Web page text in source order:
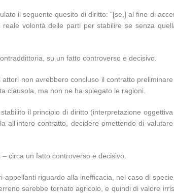
il seguente quesito di diritto: “[se,] al fine di
volontà delle parti per stabilire se senza
su un fatto controverso e decisivo.
non avrebbero concluso il contratto
clausola, ma non ne ha spiegato le ragioni.
il principio di diritto (interpretazione
contratto, decidere omettendo di
circa un fatto controverso e decisivo.
riguardo alla inefficacia, nel caso di
sarebbe tornato agricolo, e quindi di valore